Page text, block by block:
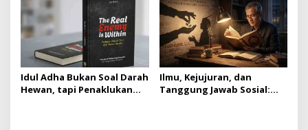
Idul Adha Bukan Soal Darah
Hewan, tapi Penaklukan
Ilmu, Kejujuran, dan
Tanggung Jawab Sosial: